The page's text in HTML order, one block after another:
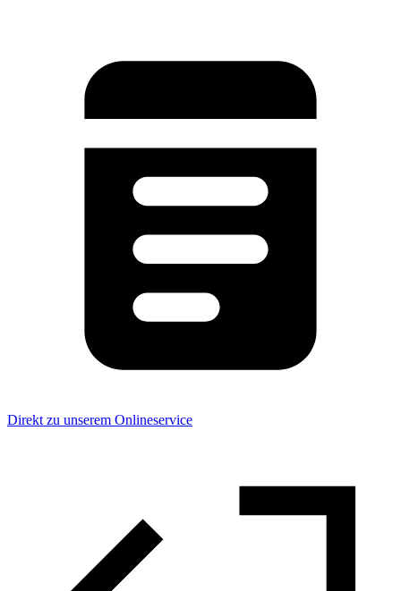
Direkt zu unserem Onlineservice